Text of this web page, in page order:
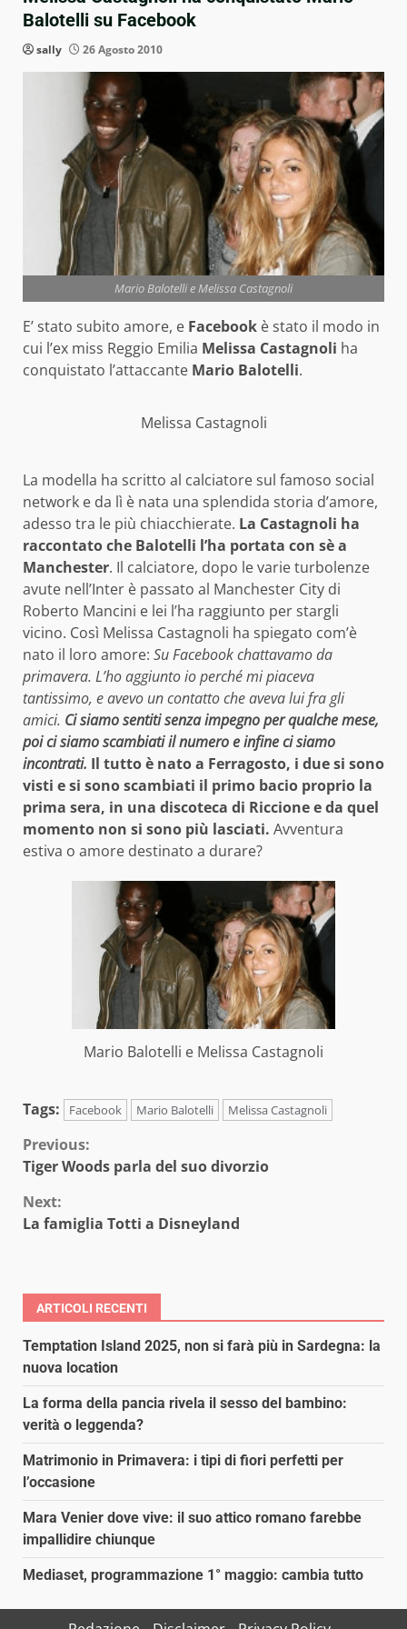
Balotelli su Facebook
sally 26 Agosto 2010
Mario Balotelli e Melissa Castagnoli
E’ stato subito amore, e Facebook è stato il modo in
cui l’ex miss Reggio Emilia Melissa Castagnoli ha
conquistato l’attaccante Mario Balotelli.
Melissa Castagnoli
La modella ha scritto al calciatore sul famoso social
network e da lì è nata una splendida storia d’amore,
adesso tra le più chiacchierate. La Castagnoli ha
raccontato che Balotelli l’ha portata con sè a
Manchester. Il calciatore, dopo le varie turbolenze
avute nell’Inter è passato al Manchester City di
Roberto Mancini e lei l’ha raggiunto per stargli
vicino. Così Melissa Castagnoli ha spiegato com’è
nato il loro amore: Su Facebook chattavamo da
primavera. L’ho aggiunto io perché mi piaceva
tantissimo, e avevo un contatto che aveva lui fra gli
amici. Ci siamo sentiti senza impegno per qualche mese,
poi ci siamo scambiati il numero e infine ci siamo
incontrati. Il tutto è nato a Ferragosto, i due si sono
visti e si sono scambiati il primo bacio proprio la
prima sera, in una discoteca di Riccione e da quel
momento non si sono più lasciati. Avventura
estiva o amore destinato a durare?
Mario Balotelli e Melissa Castagnoli
Tags: Facebook Mario Balotelli Melissa Castagnoli
Continue
Reading
Previous:
Tiger Woods parla del suo divorzio
Next:
La famiglia Totti a Disneyland
ARTICOLI RECENTI
Temptation Island 2025, non si farà più in Sardegna: la
nuova location
La forma della pancia rivela il sesso del bambino:
verità o leggenda?
Matrimonio in Primavera: i tipi di fiori perfetti per
l’occasione
Mara Venier dove vive: il suo attico romano farebbe
impallidire chiunque
Mediaset, programmazione 1° maggio: cambia tutto